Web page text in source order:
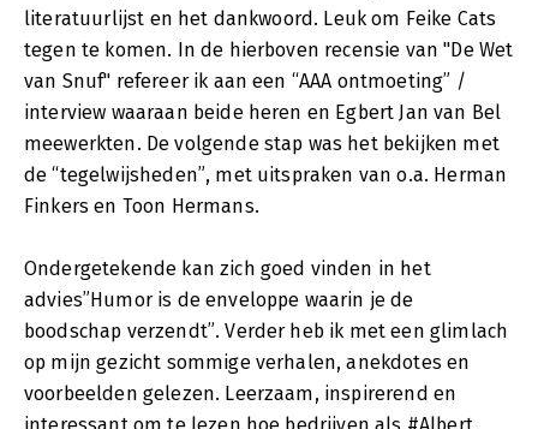
literatuurlijst en het dankwoord. Leuk om Feike Cats
tegen te komen. In de hierboven recensie van "De Wet
van Snuf" refereer ik aan een “AAA ontmoeting” /
interview waaraan beide heren en Egbert Jan van Bel
meewerkten. De volgende stap was het bekijken met
de “tegelwijsheden”, met uitspraken van o.a. Herman
Finkers en Toon Hermans.
Ondergetekende kan zich goed vinden in het
advies”Humor is de enveloppe waarin je de
boodschap verzendt”. Verder heb ik met een glimlach
op mijn gezicht sommige verhalen, anekdotes en
voorbeelden gelezen. Leerzaam, inspirerend en
interessant om te lezen hoe bedrijven als #Albert